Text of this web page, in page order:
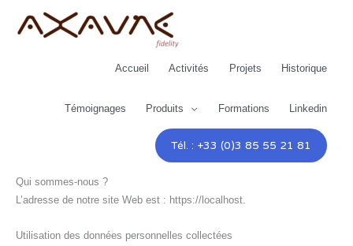
Accueil
Activités Projets Historique
Témoignages Produits Formations Linkedin
Tél. : +33 (0)3 85 55 21 81
Qui sommes-nous ?
L’adresse de notre site Web est : https://localhost.
Utilisation des données personnelles collectées